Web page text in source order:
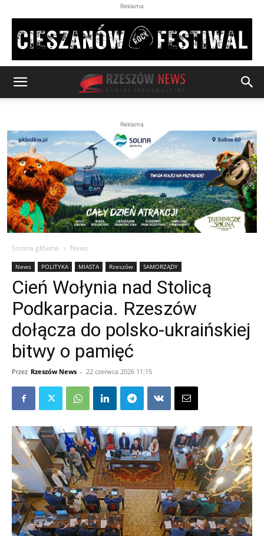
Reklama
Reklama
Strona główna News
News POLITYKA MIASTA Rzeszów SAMORZĄDY
Cień Wołynia nad Stolicą
Podkarpacia. Rzeszów
dołącza do polsko-ukraińskiej
bitwy o pamięć
Przez Rzeszów News - 22 czerwca 2026 11:15